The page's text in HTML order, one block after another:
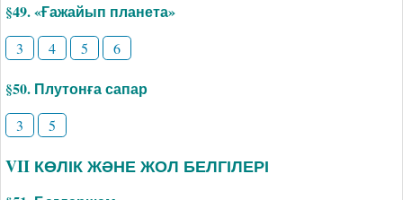
§49. «Ғажайып планета»
3 4 5 6
§50. Плутонға сапар
3 5
VII КӨЛІК ЖӘНЕ ЖОЛ БЕЛГІЛЕРІ